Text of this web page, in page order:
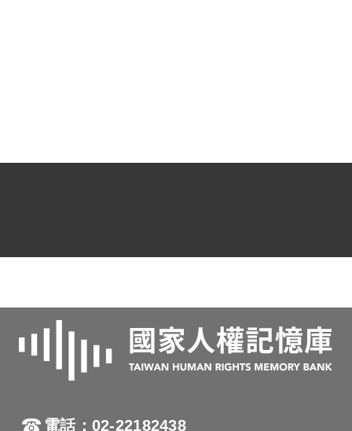
電話：02-22182438